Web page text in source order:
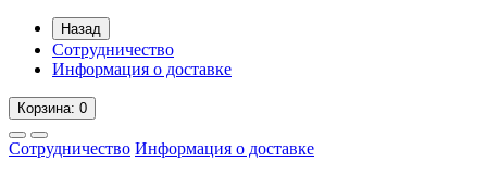
Назад
Сотрудничество
Информация о доставке
Корзина: 0
Сотрудничество Информация о доставке